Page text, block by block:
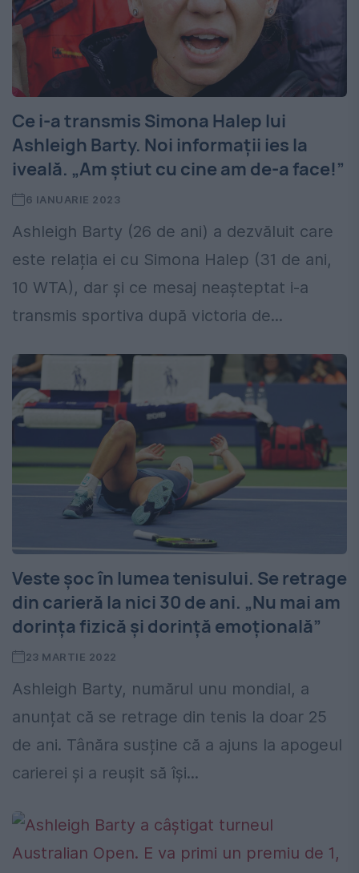
Ce i-a transmis Simona Halep lui
Ashleigh Barty. Noi informații ies la
iveală. „Am știut cu cine am de-a face!”
6 IANUARIE 2023
Ashleigh Barty (26 de ani) a dezvăluit care
este relația ei cu Simona Halep (31 de ani,
10 WTA), dar și ce mesaj neașteptat i-a
transmis sportiva după victoria de...
Veste șoc în lumea tenisului. Se retrage
din carieră la nici 30 de ani. „Nu mai am
dorința fizică și dorință emoțională”
23 MARTIE 2022
Ashleigh Barty, numărul unu mondial, a
anunțat că se retrage din tenis la doar 25
de ani. Tânăra susține că a ajuns la apogeul
carierei și a reușit să își...